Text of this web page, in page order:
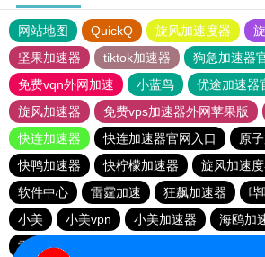
网站地图 QuickQ 旋风加速度器
坚果加速器
tiktok加速器
狗急加速器
免费vqn外网加速
小蓝鸟 优途加速器
旋风加速器
免费vps加速器外网苹果版
快连加速器
快连加速器官网入口
原
快鸭加速器
快柠檬加速器 旋风加速
软件中心
雷霆加速 狂飙加速器 哔
小美
小美vpn 小美加速器 海鸥加
雷霆加速版ins